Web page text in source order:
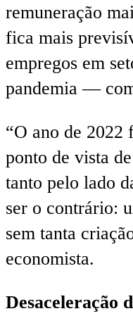
remuneração
fica mais
empregos em
pandemia —
“O ano de 2022
ponto de vista
tanto pelo lado
ser o contrário:
sem tanta
economista.
Desaceleração